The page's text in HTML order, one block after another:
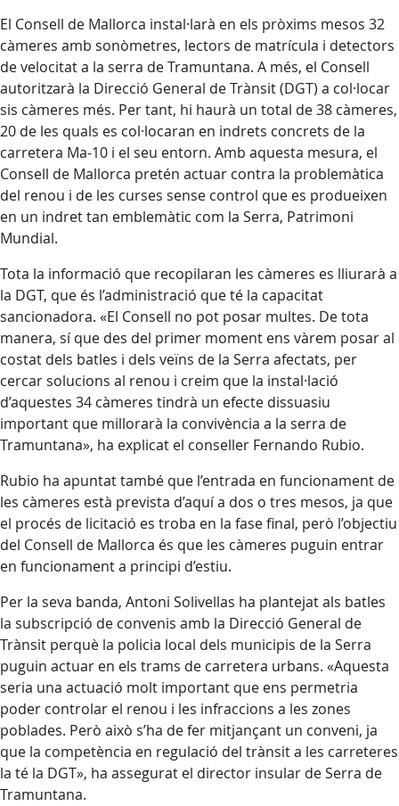
El Consell de Mallorca instal·larà en els pròxims mesos 32
càmeres amb sonòmetres, lectors de matrícula i detectors
de velocitat a la serra de Tramuntana. A més, el Consell
autoritzarà la Direcció General de Trànsit (DGT) a col·locar
sis càmeres més. Per tant, hi haurà un total de 38 càmeres,
20 de les quals es col·locaran en indrets concrets de la
carretera Ma-10 i el seu entorn. Amb aquesta mesura, el
Consell de Mallorca pretén actuar contra la problemàtica
del renou i de les curses sense control que es produeixen
en un indret tan emblemàtic com la Serra, Patrimoni
Mundial.
Tota la informació que recopilaran les càmeres es lliurarà a
la DGT, que és l’administració que té la capacitat
sancionadora. «El Consell no pot posar multes. De tota
manera, sí que des del primer moment ens vàrem posar al
costat dels batles i dels veïns de la Serra afectats, per
cercar solucions al renou i creim que la instal·lació
d’aquestes 34 càmeres tindrà un efecte dissuasiu
important que millorarà la convivència a la serra de
Tramuntana», ha explicat el conseller Fernando Rubio.
Rubio ha apuntat també que l’entrada en funcionament de
les càmeres està prevista d’aquí a dos o tres mesos, ja que
el procés de licitació es troba en la fase final, però l’objectiu
del Consell de Mallorca és que les càmeres puguin entrar
en funcionament a principi d’estiu.
Per la seva banda, Antoni Solivellas ha plantejat als batles
la subscripció de convenis amb la Direcció General de
Trànsit perquè la policia local dels municipis de la Serra
puguin actuar en els trams de carretera urbans. «Aquesta
seria una actuació molt important que ens permetria
poder controlar el renou i les infraccions a les zones
poblades. Però això s’ha de fer mitjançant un conveni, ja
que la competència en regulació del trànsit a les carreteres
la té la DGT», ha assegurat el director insular de Serra de
Tramuntana.